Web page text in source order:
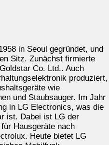
in Seoul gegründet, und
Sitz. Zunächst firmierte
Co. Ltd.. Auch
produziert,
wie
und Staubsauger. Im Jahr
in LG Electronics, was die
ist. Dabei ist LG der
Hausgeräte nach
Heute bietet LG